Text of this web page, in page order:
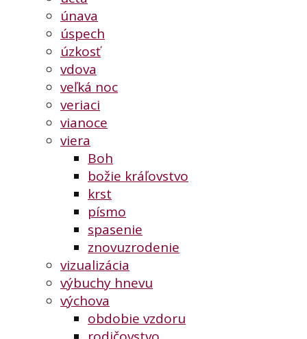
únava
úspech
úzkosť
vdova
veľká noc
veriaci
vianoce
viera
Boh
božie kráľovstvo
krst
písmo
spasenie
znovuzrodenie
vizualizácia
výbuchy hnevu
výchova
obdobie vzdoru